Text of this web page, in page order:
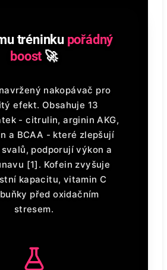
tréninku pořádný
boost 🚀
nakopávač pro
efekt. Obsahuje 13
- citrulin, arginin AKG,
a BCAA - které zlepšují
podporují výkon a
[1]. Kofein zvyšuje
kapacitu, vitamin C
před oxidačním
stresem.